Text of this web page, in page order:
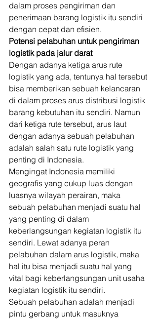
dalam proses pengiriman dan
penerimaan barang logistik itu sendiri
dengan cepat dan efisien.
Potensi pelabuhan untuk pengiriman
logistik pada jalur darat
Dengan adanya ketiga arus rute
logistik yang ada, tentunya hal tersebut
bisa memberikan sebuah kelancaran
di dalam proses arus distribusi logistik
barang kebutuhan itu sendiri. Namun
dari ketiga rute tersebut, arus laut
dengan adanya sebuah pelabuhan
adalah salah satu rute logistik yang
penting di Indonesia.
Mengingat Indonesia memiliki
geografis yang cukup luas dengan
luasnya wilayah perairan, maka
sebuah pelabuhan menjadi suatu hal
yang penting di dalam
keberlangsungan kegiatan logistik itu
sendiri. Lewat adanya peran
pelabuhan dalam arus logistik, maka
hal itu bisa menjadi suatu hal yang
vital bagi keberlangsungan unit usaha
kegiatan logistik itu sendiri.
Sebuah pelabuhan adalah menjadi
pintu gerbang untuk masuknya